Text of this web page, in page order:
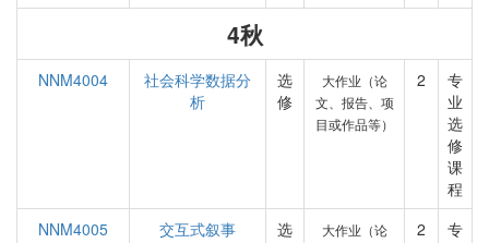
4秋
NNM4004
社会科学数据分
析
选
修
大作业（论
文、报告、项
目或作品等）
2
专
业
选
修
课
程
NNM4005
交互式叙事
选
大作业（论
2
专